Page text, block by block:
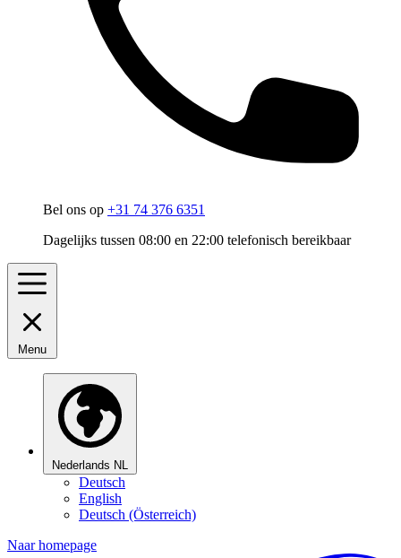
Bel ons op +31 74 376 6351
Dagelijks tussen 08:00 en 22:00 telefonisch bereikbaar
Menu
Nederlands NL
Deutsch
English
Deutsch (Österreich)
Naar homepage